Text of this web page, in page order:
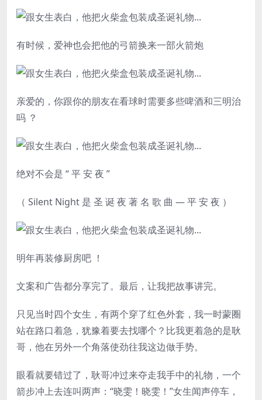
有时候，爱神也会把他的弓箭换来一部火箭炮
亲爱的，你跟你的朋友在看球时需要多些啤酒和三明治
吗 ？
绝对不会是 “ 平 安 夜 ”
（ Silent Night 是 圣 诞 夜 著 名 歌 曲 — 平 安 夜 ）
明年再装修厨房吧 ！
文案和广告都分享完了。最后，让我把故事讲完。
只见当时四个女生，有两个穿了红色外套，我一时蒙圈
站在路口着急，犹豫着要去找哪个？比我更着急的是耿
哥，他在另外一个角落使劲往我这边做手势。
眼看就要错过了，耿哥冲过来夺走我手中的礼物，一个
箭步冲上去连叫两声：“晓雯！晓雯！”女生闻声停车，